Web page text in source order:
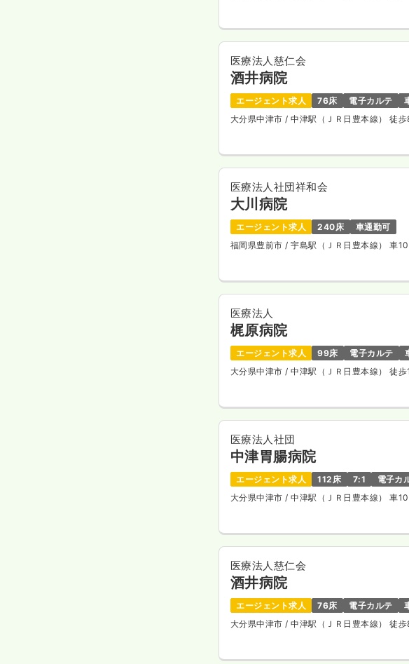
医療法人慈仁会
酒井病院
エージェント求人 76床 電子カルテ
大分県中津市 / 中津駅（ＪＲ日豊本線） 徒歩
医療法人社団祥和会
大川病院
エージェント求人 240床
車通勤可
福岡県豊前市 / 宇島駅（ＪＲ日豊本線） 車
医療法人
梶原病院
エージェント求人 99床 電子カルテ
大分県中津市 / 中津駅（ＪＲ日豊本線） 徒
医療法人社団
中津胃腸病院
エージェント求人 112床 7:1 電子カ
大分県中津市 / 中津駅（ＪＲ日豊本線） 車
医療法人慈仁会
酒井病院
エージェント求人 76床 電子カルテ
大分県中津市 / 中津駅（ＪＲ日豊本線） 徒歩